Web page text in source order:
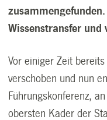
Wissenstransfer und
Vor einiger Zeit
verschoben und nun
Führungskonferenz,
obersten Kader der